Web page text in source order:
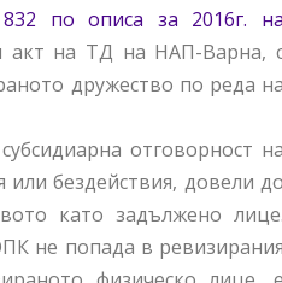
по описа за 2016г. на
акт на ТД на НАП-Варна,
дружество по реда на
отговорност на
или бездействия, довели до
като задължено лице.
не попада в ревизирания